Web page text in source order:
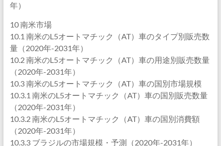
年）
10 南米市場
10.1 南米のL5オートマチック（AT）車のタイプ別販売数
量（2020年-2031年）
10.2 南米のL5オートマチック（AT）車の用途別販売数量
（2020年-2031年）
10.3 南米のL5オートマチック（AT）車の国別市場規模
10.3.1 南米のL5オートマチック（AT）車の国別販売数量
（2020年-2031年）
10.3.2 南米のL5オートマチック（AT）車の国別消費額
（2020年-2031年）
10.3.3 ブラジルの市場規模・予測（2020年-2031年）